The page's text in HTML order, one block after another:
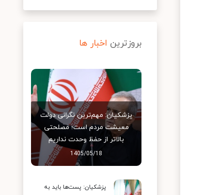
بروزترین اخبار ها
پزشکیان: مهم‌ترین نگرانی دولت
معیشت مردم است؛ مصلحتی
بالاتر از حفظ وحدت نداریم
1405/05/18
پزشکیان: پست‌ها باید به